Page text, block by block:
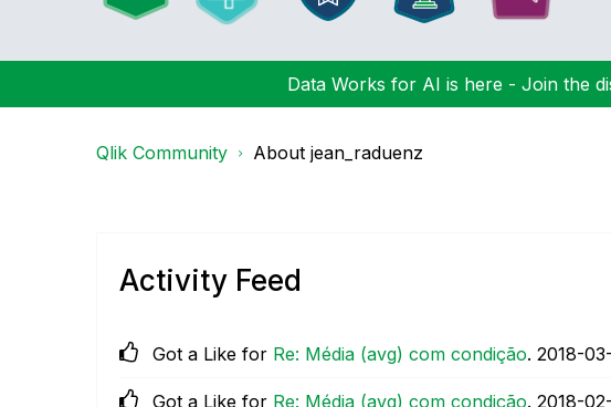
Data Works for AI is here - Join the
Qlik Community About jean_raduenz
Activity Feed
Got a Like for Re: Média (avg) com condição. ‎2018-
Got a Like for Re: Média (avg) com condição. ‎2018-